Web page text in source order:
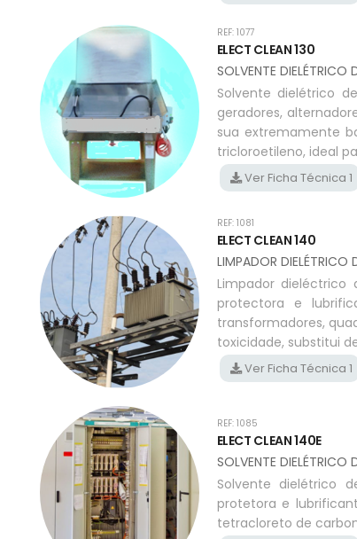
REF: 1077
ELECT CLEAN 130
SOLVENTE
Solvente dielétrico
geradores,
sua extremamente
tricloroetileno, ideal
Ver Ficha Técnica 1
REF: 1081
ELECT CLEAN 140
LIMPADOR DIELÉTRICO
Limpador
protectora e
transformadores,
toxicidade, substitui
Ver Ficha Técnica 1
REF: 1085
ELECT CLEAN 140E
SOLVENTE DIELÉTRICO
Solvente dielétrico
protetora e
tetracloreto de